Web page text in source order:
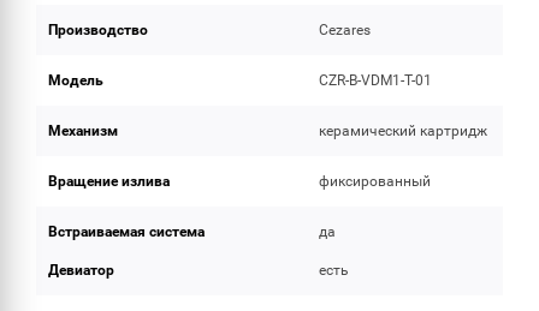
Производство Cezares
Модель CZR-B-VDM1-T-01
Механизм керамический картридж
Вращение излива фиксированный
Встраиваемая система да
Девиатор есть